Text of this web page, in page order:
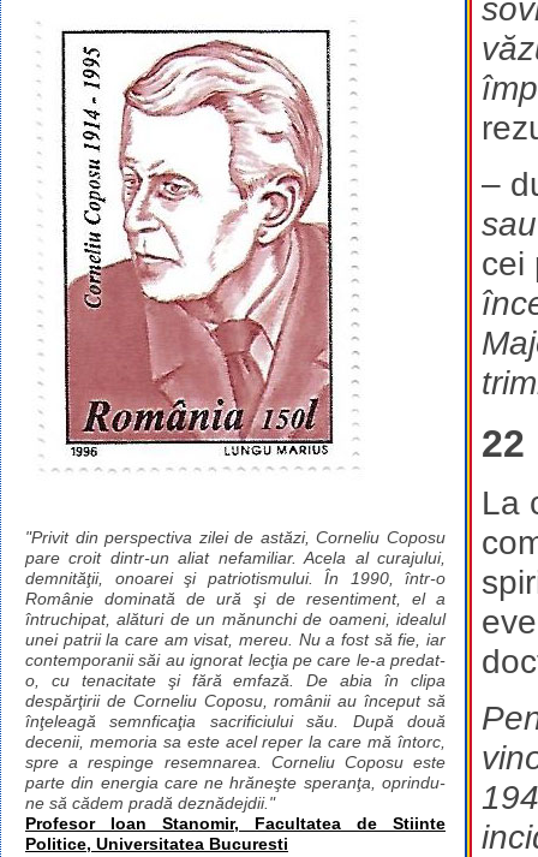
–
cei
22
La
"Privit din perspectiva zilei de astăzi, Corneliu Coposu
pare croit dintr-un aliat nefamiliar. Acela al curajului,
demnităţii, onoarei şi patriotismului. În 1990, într-o
Românie dominată de ură şi de resentiment, el a
întruchipat, alături de un mănunchi de oameni, idealul
unei patrii la care am visat, mereu. Nu a fost să fie, iar
contemporanii săi au ignorat lecţia pe care le-a predat-
o, cu tenacitate şi fără emfază. De abia în clipa
despărţirii de Corneliu Coposu, românii au început să
înţeleagă semnficaţia sacrificiului său. După două
decenii, memoria sa este acel reper la care mă întorc,
spre a respinge resemnarea. Corneliu Coposu este
parte din energia care ne hrăneşte speranţa, oprindu-
ne să cădem pradă deznădejdii."
Profesor Ioan Stanomir, Facultatea de Stiinte
Politice, Universitatea Bucuresti